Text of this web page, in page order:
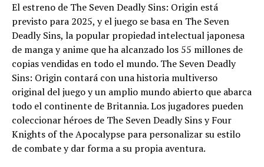
El estreno de The Seven Deadly Sins: Origin está
previsto para 2025, y el juego se basa en The Seven
Deadly Sins, la popular propiedad intelectual japonesa
de manga y anime que ha alcanzado los 55 millones de
copias vendidas en todo el mundo. The Seven Deadly
Sins: Origin contará con una historia multiverso
original del juego y un amplio mundo abierto que abarca
todo el continente de Britannia. Los jugadores pueden
coleccionar héroes de The Seven Deadly Sins y Four
Knights of the Apocalypse para personalizar su estilo
de combate y dar forma a su propia aventura.